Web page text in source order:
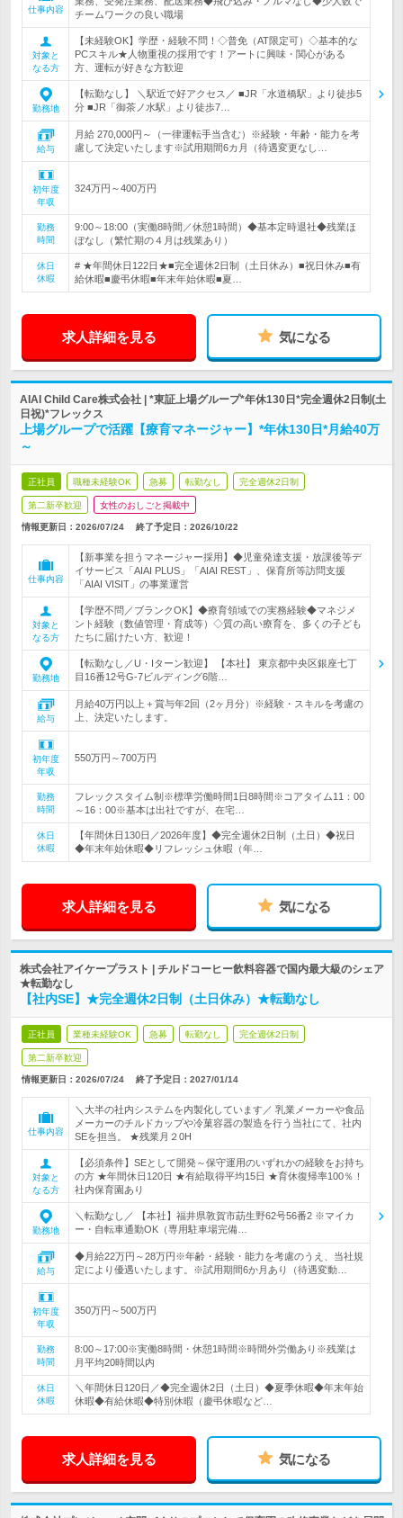
仕事内容
チームワークの良い職場
対象と
なる方
【未経験OK】学歴・経験不問！◇普免（AT限定可）◇基本的な
PCスキル★人物重視の採用です！アートに興味・関心がある
方、運転が好きな方歓迎
勤務地
【転勤なし】 ＼駅近で好アクセス／ ■JR「水道橋駅」より徒歩5
分 ■JR「御茶ノ水駅」より徒歩7…
給与
月給 270,000円～（一律運転手当含む）※経験・年齢・能力を考
慮して決定いたします※試用期間6カ月（待遇変更なし…
初年度
年収
324万円～400万円
勤務
時間
9:00～18:00（実働8時間／休憩1時間）◆基本定時退社◆残業ほ
ぼなし（繁忙期の４月は残業あり）
休日
休暇
# ★年間休日122日★■完全週休2日制（土日休み）■祝日休み■有
給休暇■慶弔休暇■年末年始休暇■夏…
求人詳細を見る 気になる
AIAI Child Care株式会社 | *東証上場グループ*年休130日*完全週休2日制(土
日祝)*フレックス
上場グループで活躍【療育マネージャー】*年休130日*月給40万
～
正社員 職種未経験OK 急募 転勤なし 完全週休2日制
第二新卒歓迎 女性のおしごと掲載中
情報更新日：2026/07/24 終了予定日： 2026/10/22
仕事内容
【新事業を担うマネージャー採用】◆児童発達支援・放課後等デ
イサービス「AIAI PLUS」「AIAI REST」、保育所等訪問支援
「AIAI VISIT」の事業運営
対象と
なる方
【学歴不問／ブランクOK】◆療育領域での実務経験◆マネジメ
ント経験（数値管理・育成等）◇質の高い療育を、多くの子ども
たちに届けたい方、歓迎！
勤務地
【転勤なし／U・Iターン歓迎】 【本社】 東京都中央区銀座七丁
目16番12号G-7ビルディング6階…
給与
月給40万円以上＋賞与年2回（2ヶ月分）※経験・スキルを考慮の
上、決定いたします。
初年度
年収
550万円～700万円
勤務
時間
フレックスタイム制※標準労働時間1日8時間※コアタイム11：00
～16：00※基本は出社ですが、在宅…
休日
休暇
【年間休日130日／2026年度】◆完全週休2日制（土日）◆祝日
◆年末年始休暇◆リフレッシュ休暇（年…
求人詳細を見る 気になる
株式会社アイケープラスト | チルドコーヒー飲料容器で国内最大級のシェア
★転勤なし
【社内SE】★完全週休2日制（土日休み）★転勤なし
正社員 業種未経験OK 急募 転勤なし 完全週休2日制
第二新卒歓迎
情報更新日：2026/07/24 終了予定日： 2027/01/14
仕事内容
＼大半の社内システムを内製化しています／ 乳業メーカーや食品
メーカーのチルドカップや冷菓容器の製造を行う当社にて、社内
SEを担当。 ★残業月２0H
対象と
なる方
【必須条件】SEとして開発～保守運用のいずれかの経験をお持ち
の方 ★年間休日120日 ★有給取得平均15日 ★育休復帰率100％！
社内保育園あり
勤務地
＼転勤なし／ 【本社】福井県敦賀市莇生野62号56番2 ※マイカ
ー・自転車通勤OK（専用駐車場完備…
給与
◆月給22万円～28万円※年齢・経験・能力を考慮のうえ、当社規
定により優遇いたします。※試用期間6か月あり（待遇変動…
初年度
年収
350万円～500万円
勤務
時間
8:00～17:00※実働8時間・休憩1時間※時間外労働あり※残業は
月平均20時間以内
休日
休暇
＼年間休日120日／◆完全週休2日（土日）◆夏季休暇◆年末年始
休暇◆有給休暇◆特別休暇（慶弔休暇など…
求人詳細を見る 気になる